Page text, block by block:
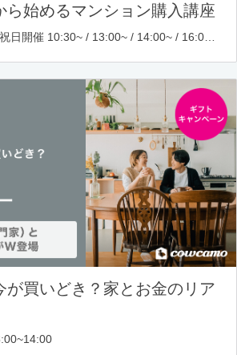
ら始めるマンション購入講座
が買いどき？家とお金のリア